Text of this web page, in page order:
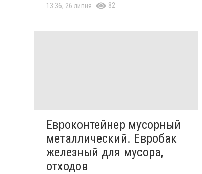
13:36, 26 липня 82
Евроконтейнер мусорный
металлический. Евробак
железный для мусора,
отходов